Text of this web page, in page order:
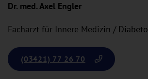
Dr. med. Axel Engler
Facharzt für Innere Medizin /
(03421) 77 26 70